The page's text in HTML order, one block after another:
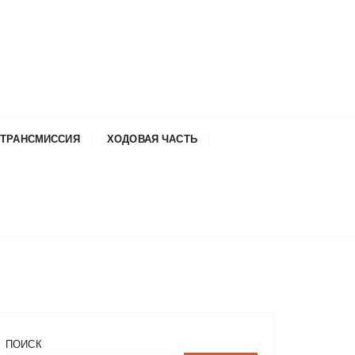
ТРАНСМИССИЯ ХОДОВАЯ ЧАСТЬ
ПОИСК